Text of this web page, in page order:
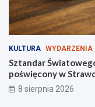
s
t
ó
i
p
i
e
KULTURA WYDARZENIA
Sztandar
poświęcony w
8 sierpnia 2026